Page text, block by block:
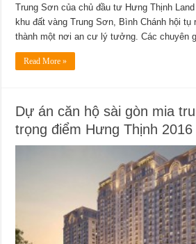
Trung Sơn của chủ đầu tư Hưng Thịnh
khu đất vàng Trung Sơn, Bình Chánh hội tụ
thành một nơi an cư lý tưởng. Các chuyên
Read More »
Dự án căn hộ sài gòn mia
trọng điểm Hưng Thịnh 2016